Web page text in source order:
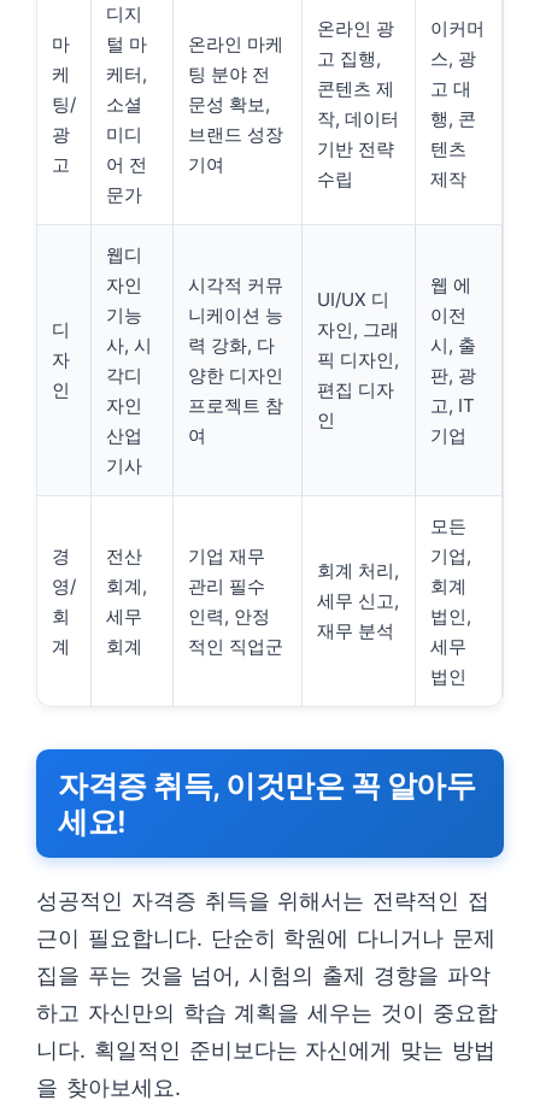
마
케
팅/
광
고
디지
털 마
케터,
소셜
미디
어 전
문가
온라인 마케
팅 분야 전
문성 확보,
브랜드 성장
기여
온라인 광
고 집행,
콘텐츠 제
작, 데이터
기반 전략
수립
이커머
스, 광
고 대
행, 콘
텐츠
제작
디
자
인
웹디
자인
기능
사, 시
각디
자인
산업
기사
시각적 커뮤
니케이션 능
력 강화, 다
양한 디자인
프로젝트 참
여
UI/UX 디
자인, 그래
픽 디자인,
편집 디자
인
웹 에
이전
시, 출
판, 광
고, IT
기업
경
영/
회
계
전산
회계,
세무
회계
기업 재무
관리 필수
인력, 안정
적인 직업군
회계 처리,
세무 신고,
재무 분석
모든
기업,
회계
법인,
세무
법인
자격증 취득, 이것만은 꼭 알아두
세요!
성공적인 자격증 취득을 위해서는 전략적인 접
근이 필요합니다. 단순히 학원에 다니거나 문제
집을 푸는 것을 넘어, 시험의 출제 경향을 파악
하고 자신만의 학습 계획을 세우는 것이 중요합
니다. 획일적인 준비보다는 자신에게 맞는 방법
을 찾아보세요.